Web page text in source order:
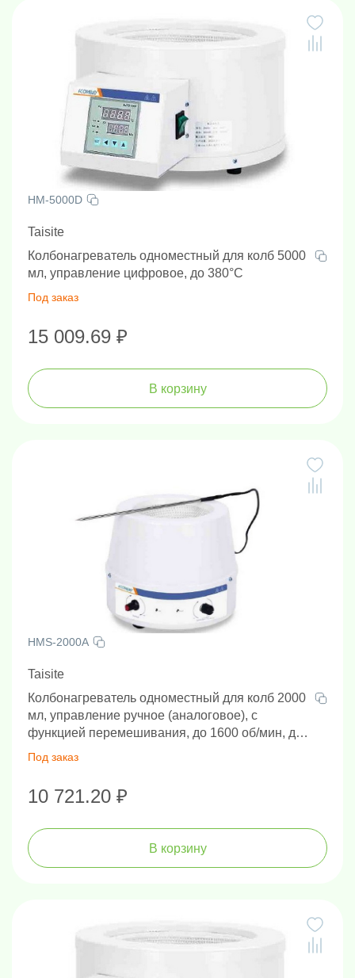
HM-5000D
Taisite
Колбонагреватель одноместный для колб 5000
мл, управление цифровое, до 380°С
Под заказ
15 009.69 ₽
В корзину
HMS-2000A
Taisite
Колбонагреватель одноместный для колб 2000
мл, управление ручное (аналоговое), с
функцией перемешивания, до 1600 об/мин, до
380°С
Под заказ
10 721.20 ₽
В корзину